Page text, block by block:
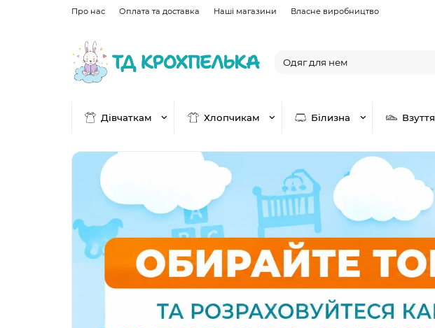
Про нас Оплата та доставка Наші магазини Власне виробництво
Дівчаткам Хлопчикам Білизна Взуття